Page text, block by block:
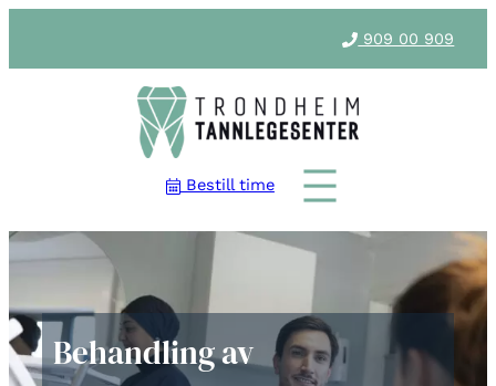
909 00 909
Bestill time
Behandling av